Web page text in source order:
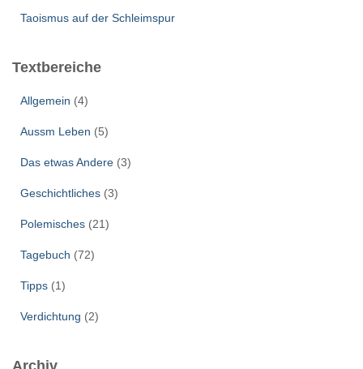
Taoismus auf der Schleimspur
Textbereiche
Allgemein (4)
Aussm Leben (5)
Das etwas Andere (3)
Geschichtliches (3)
Polemisches (21)
Tagebuch (72)
Tipps (1)
Verdichtung (2)
Archiv